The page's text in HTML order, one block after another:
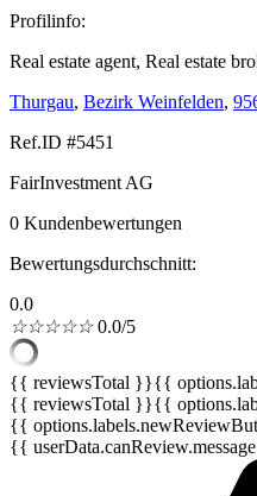
Profilinfo:
Real estate agent, Real estate
Thurgau, Bezirk Weinfelden,
Ref.ID #5451
FairInvestment AG
0 Kundenbewertungen
Bewertungsdurchschnitt:
0.0
☆☆☆☆☆ 0.0/5
{{ reviewsTotal }}{{
{{ reviewsTotal }}{{
{{
{{